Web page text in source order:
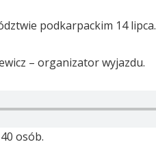
podkarpackim 14 lipca.
– organizator wyjazdu.
osób.